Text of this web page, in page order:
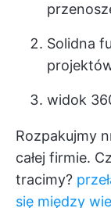
Solidna
widok
Rozpakujmy
całej firmie.
tracimy?
się między